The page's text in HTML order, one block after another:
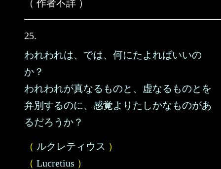
（ 作者不詳 ）
25.
われわれは、では、何にたよればいいの
か？
われわれが真なるものと、虚なるものとを
弁別するのに、感覚よりたしかなものがあ
るだろうか？
（ ルクレティウス ）
（ Lucretius ）